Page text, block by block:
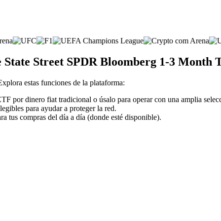
Street SPDR Bloomberg 1-3 Month
estas funciones de la plataforma:
por dinero fiat tradicional o úsalo para operar con una amplia
para ayudar a proteger la red.
tus compras del día a día (donde esté disponible).